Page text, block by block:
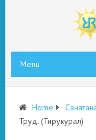
Menu
Home
Труд. (Тирукурал)